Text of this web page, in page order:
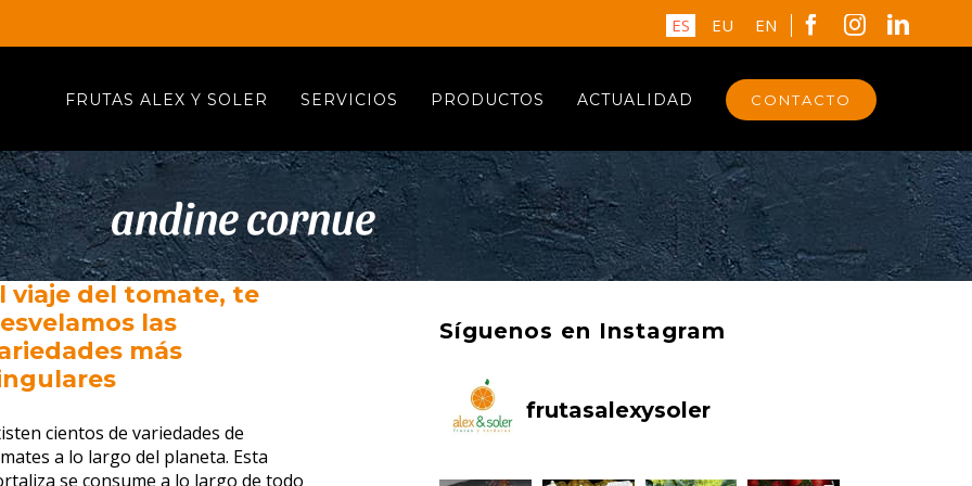
Facebook
Instagram
EU
ES EN
FRUTAS ALEX Y SOLER SERVICIOS PRODUCTOS ACTUALIDAD CONTACTO
andine cornue
viaje del tomate, te
las
más
cientos de variedades de
a lo largo del planeta. Esta
se consume a lo largo de todo
Síguenos en Instagram
frutasalexysoler